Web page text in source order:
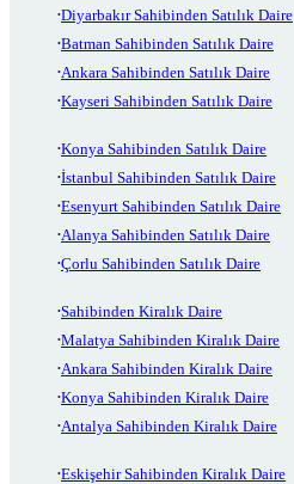
Diyarbakır Sahibinden Satılık Daire
Batman Sahibinden Satılık Daire
Ankara Sahibinden Satılık Daire
Kayseri Sahibinden Satılık Daire
Konya Sahibinden Satılık Daire
İstanbul Sahibinden Satılık Daire
Esenyurt Sahibinden Satılık Daire
Alanya Sahibinden Satılık Daire
Çorlu Sahibinden Satılık Daire
Sahibinden Kiralık Daire
Malatya Sahibinden Kiralık Daire
Ankara Sahibinden Kiralık Daire
Konya Sahibinden Kiralık Daire
Antalya Sahibinden Kiralık Daire
Eskişehir Sahibinden Kiralık Daire